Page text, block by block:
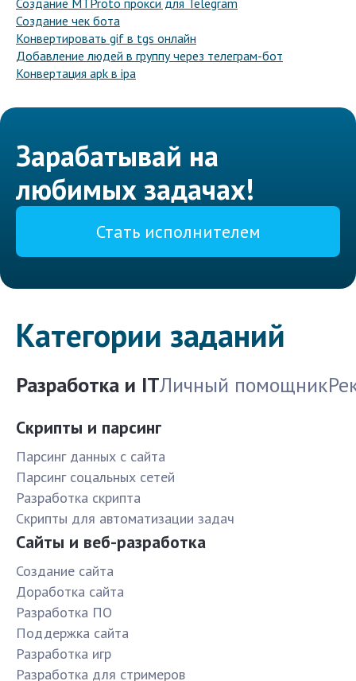
Создание MTProto прокси для Telegram
Создание чек бота
Конвертировать gif в tgs онлайн
Добавление людей в группу через телеграм-бот
Конвертация apk в ipa
Зарабатывай на
любимых задачах!
Стать исполнителем
Категории заданий
Разработка и ITЛичный помощник
Скрипты и парсинг
Парсинг данных с сайта
Парсинг соцальных сетей
Разработка скрипта
Скрипты для автоматизации задач
Сайты и веб-разработка
Создание сайта
Доработка сайта
Разработка ПО
Поддержка сайта
Разработка игр
Разработка для стримеров